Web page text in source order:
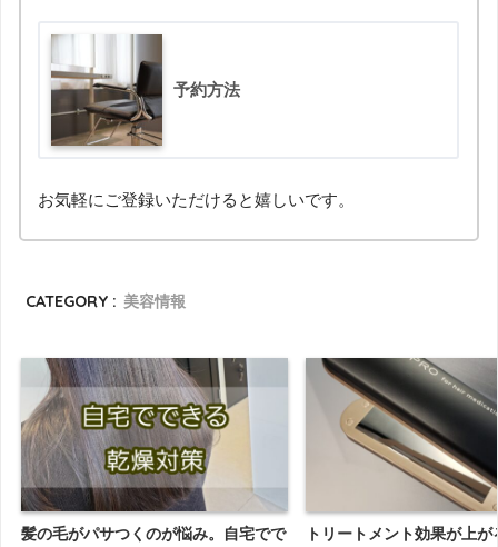
予約方法
お気軽にご登録いただけると嬉しいです。
CATEGORY : 美容情報
髪の毛がパサつくのが悩み。自宅でで
トリートメント効果が上